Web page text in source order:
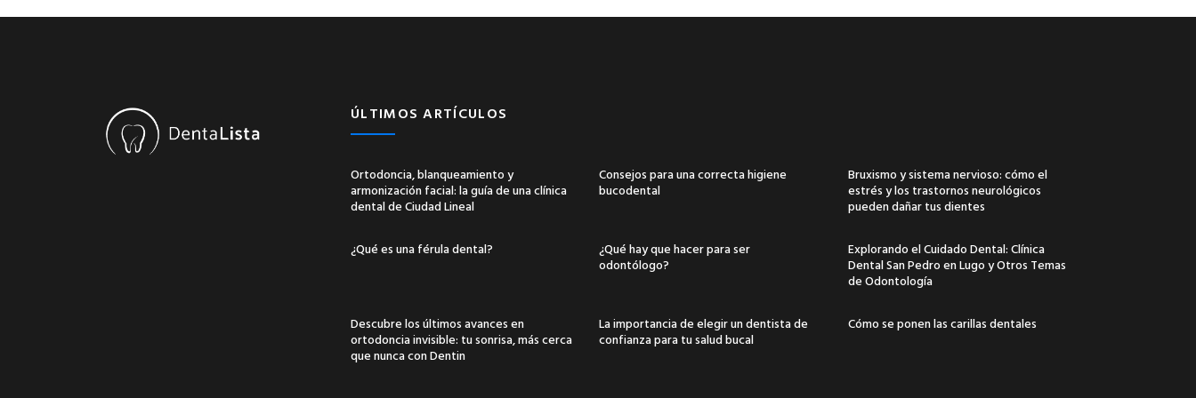
ÚLTIMOS ARTÍCULOS
Ortodoncia, blanqueamiento y
armonización facial: la guía de una clínica
dental de Ciudad Lineal
Consejos para una correcta higiene
bucodental
Bruxismo y sistema nervioso: cómo el
estrés y los trastornos neurológicos
pueden dañar tus dientes
¿Qué es una férula dental?
¿Qué hay que hacer para ser
odontólogo?
Explorando el Cuidado Dental: Clínica
Dental San Pedro en Lugo y Otros Temas
de Odontología
Descubre los últimos avances en
ortodoncia invisible: tu sonrisa, más cerca
que nunca con Dentin
La importancia de elegir un dentista de
confianza para tu salud bucal
Cómo se ponen las carillas dentales